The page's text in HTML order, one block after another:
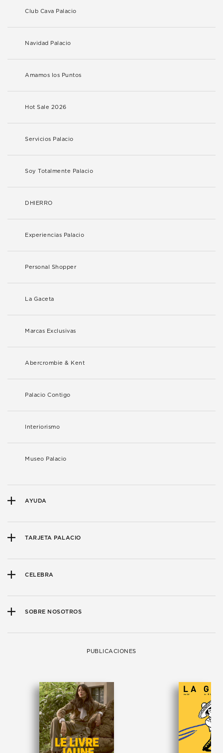
Club Cava Palacio
Navidad Palacio
Amamos los Puntos
Hot Sale 2026
Servicios Palacio
Soy Totalmente Palacio
DHIERRO
Experiencias Palacio
Personal Shopper
La Gaceta
Marcas Exclusivas
Abercrombie & Kent
Palacio Contigo
Interiorismo
Museo Palacio
AYUDA
TARJETA PALACIO
CELEBRA
SOBRE NOSOTROS
PUBLICACIONES